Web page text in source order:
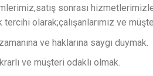
sonrası
olarak;çalışanlarımız ve
ve haklarına saygı duymak.
ve müşteri odaklı olmak.